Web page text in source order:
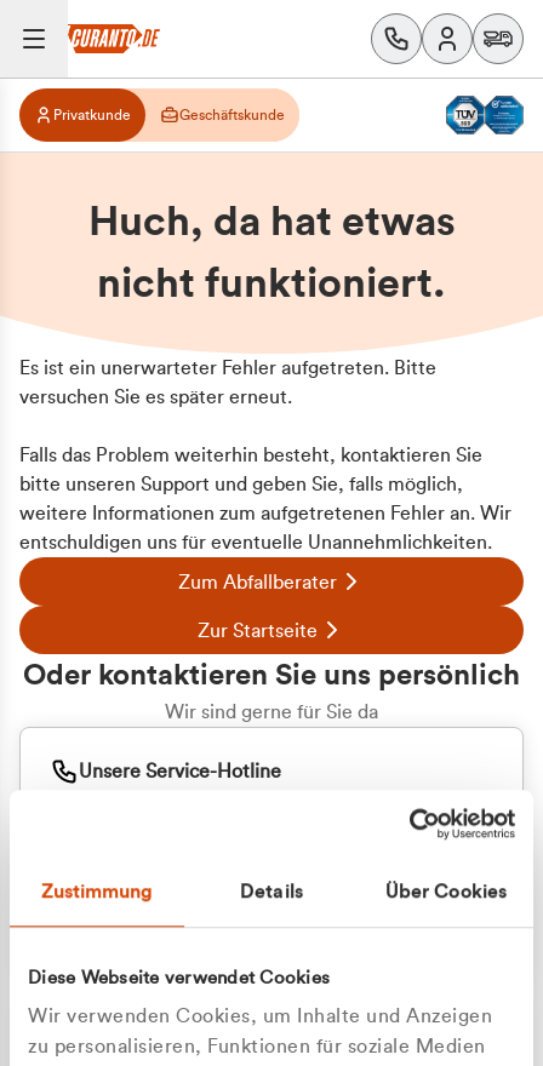
Zustimmung Details Über Cookies
Diese Webseite verwendet Cookies
Wir verwenden Cookies, um Inhalte und Anzeigen
zu personalisieren, Funktionen für soziale Medien
Privatkunde Geschäftskunde
Huch, da hat etwas
nicht funktioniert.
Es ist ein unerwarteter Fehler aufgetreten. Bitte
versuchen Sie es später erneut.
Falls das Problem weiterhin besteht, kontaktieren Sie
bitte unseren Support und geben Sie, falls möglich,
weitere Informationen zum aufgetretenen Fehler an. Wir
entschuldigen uns für eventuelle Unannehmlichkeiten.
Zum Abfallberater
Zur Startseite
Oder kontaktieren Sie uns persönlich
Wir sind gerne für Sie da
Unsere Service-Hotline
+49 177 8376058